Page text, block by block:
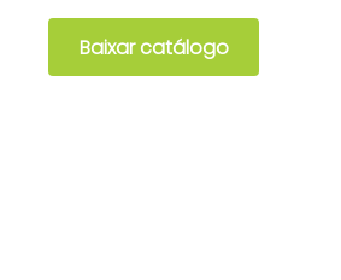
Baixar catálogo